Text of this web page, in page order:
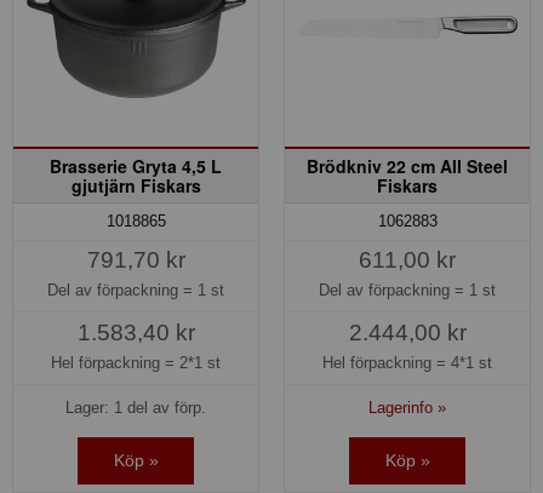
Brasserie Gryta 4,5 L
gjutjärn Fiskars
1018865
791,70 kr
Del av förpackning = 1 st
1.583,40 kr
Hel förpackning = 2*1 st
Lager: 1 del av förp.
Köp »
Brödkniv 22 cm All Steel
Fiskars
1062883
611,00 kr
Del av förpackning = 1 st
2.444,00 kr
Hel förpackning = 4*1 st
Lagerinfo »
Köp »